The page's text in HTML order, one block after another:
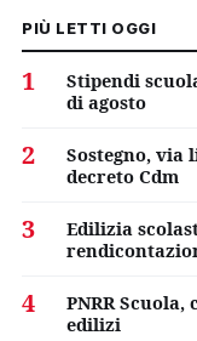
PIÙ LETTI OGGI
1
Stipendi
di agosto
2
Sostegno, via
decreto Cdm
3
Edilizia
4
PNRR
edilizi